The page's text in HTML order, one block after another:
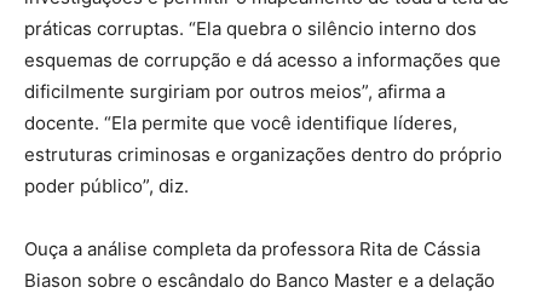
práticas corruptas. “Ela quebra o silêncio interno dos
esquemas de corrupção e dá acesso a informações que
dificilmente surgiriam por outros meios”, afirma a
docente. “Ela permite que você identifique líderes,
estruturas criminosas e organizações dentro do próprio
poder público”, diz.
Ouça a análise completa da professora Rita de Cássia
Biason sobre o escândalo do Banco Master e a delação